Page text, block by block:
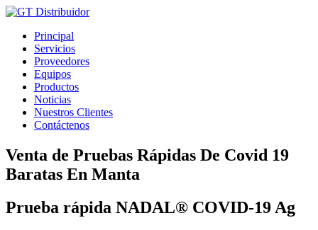
Ir
contenidoPrincipal
Servicios
Proveedores
Equipos
Productos
Noticias
Nuestros Clientes
Contáctenos
Venta de Pruebas Rápidas De Covid 19
Baratas En Manta
Prueba rápida NADAL® COVID-19 Ag